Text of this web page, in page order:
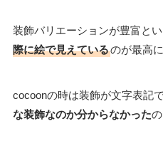
装飾バリエーションが豊富とい
際に絵で見えているのが最高
cocoonの時は装飾が文字表記で
な装飾なのか分からなかった